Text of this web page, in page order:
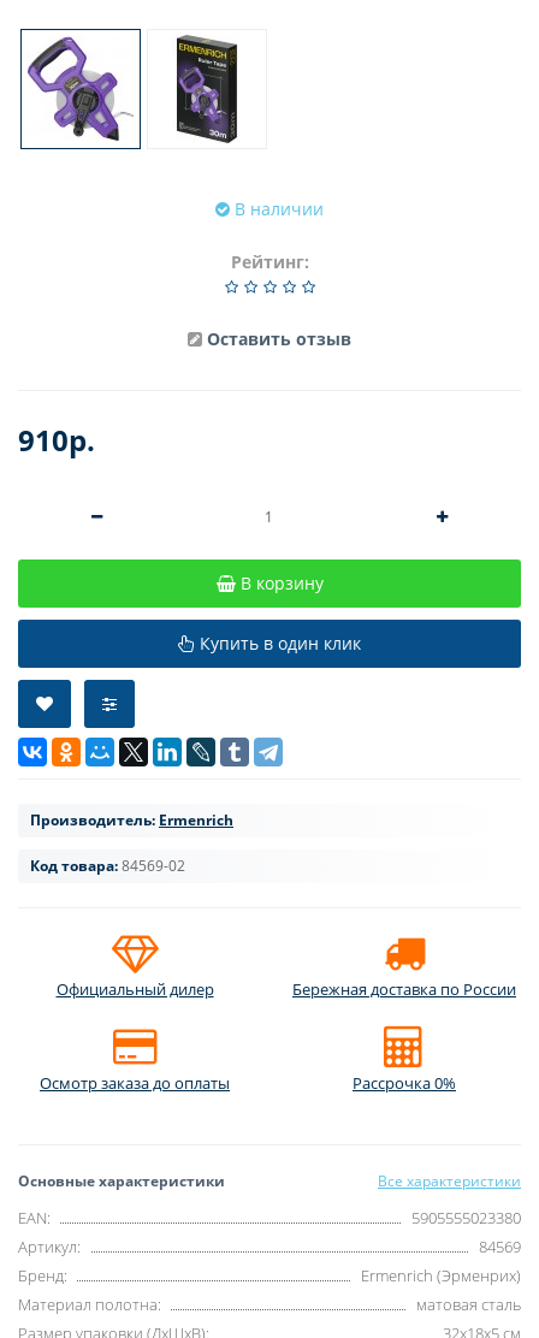
В наличии
Рейтинг:
Оставить отзыв
910р.
В корзину
Купить в один клик
Производитель: Ermenrich
Код товара:84569-02
Официальный дилер Бережная доставка по России
Осмотр заказа до оплаты Рассрочка 0%
Основные характеристики Все характеристики
EAN:
5905555023380
Артикул:
84569
Бренд:
Ermenrich (Эрменрих)
Материал полотна:
матовая сталь
Размер упаковки (ДxШxВ):
32x18x5 см